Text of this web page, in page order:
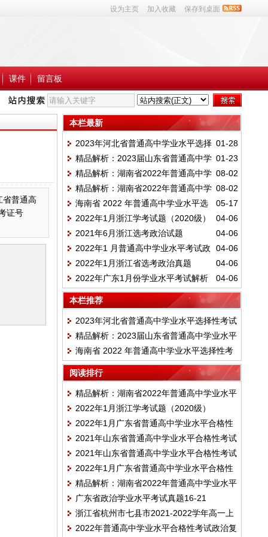
设为主页 加入收藏 保存到桌面
课件 留言板
普通高
证号
本栏最新
01-28
2023年河北省普通高中学业水平选择
性考试模拟演练（一）政治试题
01-23
精品解析：2023届山东省普通高中学
业水平等级考试模拟政治试题三
08-02
精品解析：湖南省2022年普通高中学
业水平合格性考试模拟政治试题五
08-02
精品解析：湖南省2022年普通高中学
业水平合格性考试政治模拟试题一
05-17
海南省 2022 年普通高中学业水平选
择性考试适应性测试思想政治试题
04-06
2022年1月浙江学考试题（2020级）
04-06
2021年6月浙江选考政治试题
04-06
2022年1 月普通高中学业水平考试政
治复习知识归纳
04-06
2022年1月浙江省选考政治真题
04-06
2022年广东1月份学业水平考试解析
版
本栏推荐
2023年河北省普通高中学业水平选择性考试
模拟演练（一）政治试题
精品解析：2023届山东省普通高中学业水平
等级考试模拟政治试题三
海南省 2022 年普通高中学业水平选择性考
试适应性测试思想政治试题
阅读排行
精品解析：湖南省2022年普通高中学业水平
合格性考试政治模拟试题一
2022年1月浙江学考试题（2020级）
2022年1月广东省普通高中学业水平合格性
考试政治仿真模拟试卷A
2021年山东省普通高中学业水平合格性考试
政治仿真模拟试卷A
2021年山东省普通高中学业水平合格性考试
政治仿真模拟试卷B
2022年1月广东省普通高中学业水平合格性
考试政治仿真模拟试卷C
精品解析：湖南省2022年普通高中学业水平
合格性考试模拟政治试题五
广东省政治学业水平考试真题16-21
浙江省杭州市七县市2021-2022学年高一上
学期期末学业水平测试政治试题
2022年普通高中学业水平合格性考试政治复